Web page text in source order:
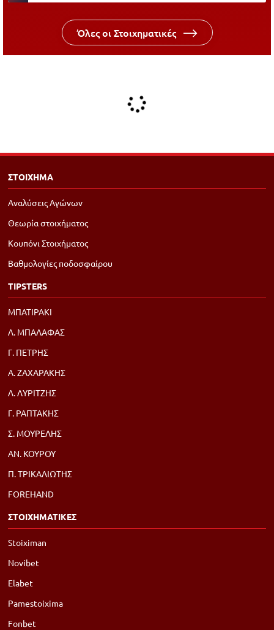
Όλες οι Στοιχηματικές
ΣΤΟΙΧΗΜΑ
Αναλύσεις Αγώνων
Θεωρία στοιχήματος
Κουπόνι Στοιχήματος
Βαθμολογίες ποδοσφαίρου
TIPSTERS
ΜΠΑΤΙΡΑΚΙ
Λ. ΜΠΑΛΑΦΑΣ
Γ. ΠΕΤΡΗΣ
Α. ΖΑΧΑΡΑΚΗΣ
Λ. ΛΥΡΙΤΖΗΣ
Γ. ΡΑΠΤΑΚΗΣ
Σ. ΜΟΥΡΕΛΗΣ
ΑΝ. ΚΟΥΡΟΥ
Π. ΤΡΙΚΑΛΙΩΤΗΣ
FOREHAND
ΣΤΟΙΧΗΜΑΤΙΚΕΣ
Stoiximan
Novibet
Elabet
Pamestoixima
Fonbet